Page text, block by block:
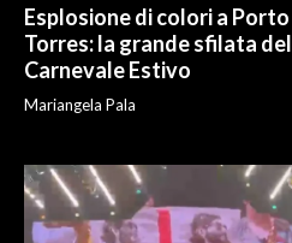
Esplosione di colori a Porto
Torres: la grande sfilata del
Carnevale Estivo
Mariangela Pala